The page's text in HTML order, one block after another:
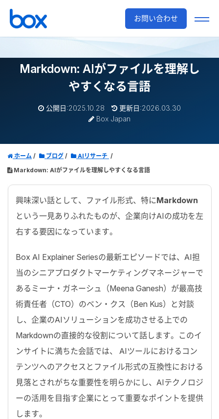
お問い合わせ
Markdown: AIがファイルを理解し
やすくなる言語
公開日:2025.10.28
更新日:2026.03.30
Box Japan
ホーム ブログ
AIリサーチ
Markdown: AIがファイルを理解しやすくなる言語
興味深い話として、ファイル形式、特にMarkdown
という一見ありふれたものが、企業向けAIの成功を左
右する要因になっています。
Box AI Explainer Seriesの最新エピソードでは、 AI担
当のシニアプロダクトマーケティングマネージャーで
あるミーナ・ガネーシュ（Meena Ganesh）が最高技
術責任者（CTO）のベン・クス（Ben Kus）と対談
し、企業のAI ソリューションを成功させる上での
Markdownの直接的な役割について話します。このイ
ンサイトに満ちた会話では、
AIツールにおけるコン
テンツへのアクセスとファイル形式の互換性における
見落とされがちな重要性を明らかにし、 AIテクノロジ
ーの活用を目指す企業にとって重要なポイントを提供
します。